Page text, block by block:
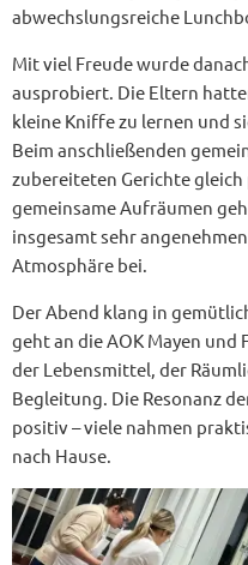
abwechslungsreiche
Mit viel Freude wurde
ausprobiert. Die Eltern
kleine Kniffe zu lernen und
Beim anschließenden
zubereiteten Gerichte
gemeinsame Aufräumen
insgesamt sehr
Atmosphäre bei.
Der Abend klang in
geht an die AOK Mayen
der Lebensmittel, der
Begleitung. Die Resonanz
positiv – viele nahmen
nach Hause.